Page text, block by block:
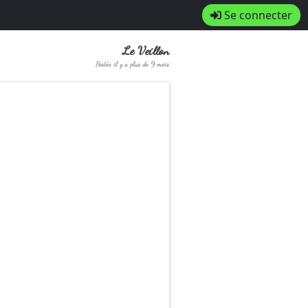
Se connecter
Le Veillon
Postée il y a plus de 9 mois